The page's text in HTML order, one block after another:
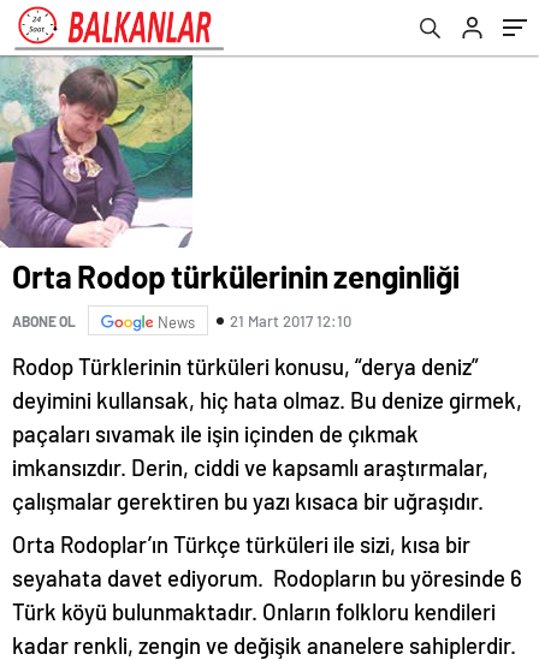
Orta Rodop türkülerinin zenginliği
ABONE OL News 21 Mart 2017 12:10
Rodop Türklerinin türküleri konusu, “derya deniz”
deyimini kullansak, hiç hata olmaz. Bu denize girmek,
paçaları sıvamak ile işin içinden de çıkmak
imkansızdır. Derin, ciddi ve kapsamlı araştırmalar,
çalışmalar gerektiren bu yazı kısaca bir uğraşıdır.
Orta Rodoplar’ın Türkçe türküleri ile sizi, kısa bir
seyahata davet ediyorum. Rodopların bu yöresinde 6
Türk köyü bulunmaktadır. Onların folkloru kendileri
kadar renkli, zengin ve değişik ananelere sahiplerdir.